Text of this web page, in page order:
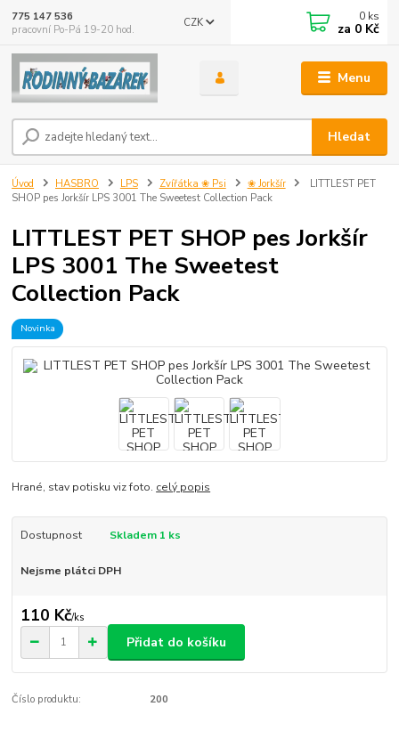
Menu
CZK
Hledat
775 147 536
pracovní Po-Pá 19-20 hod.
0 ks
za 0 Kč
Úvod HASBRO LPS Zvířátka ❀ Psi ❀ Jorkšír
LITTLEST PET
SHOP pes Jorkšír LPS 3001 The Sweetest Collection Pack
LITTLEST PET SHOP pes Jorkšír
LPS 3001 The Sweetest
Collection Pack
Novinka
Hrané, stav potisku viz foto. celý popis
Dostupnost Skladem 1 ks
Nejsme plátci DPH
110 Kč/ks
Přidat do košíku
Číslo produktu: 200